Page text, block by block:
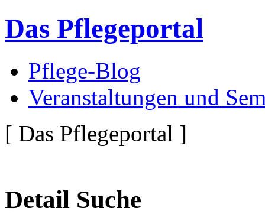
Das Pflegeportal
Pflege-Blog
Veranstaltungen und
[ Das Pflegeportal ]
Detail Suche